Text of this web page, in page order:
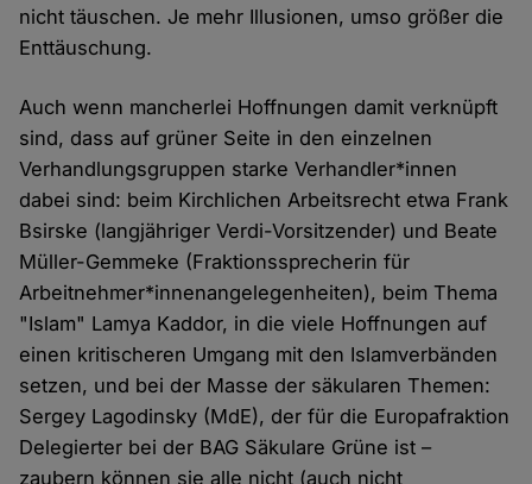
nicht täuschen. Je mehr Illusionen, umso größer die
Enttäuschung.
Auch wenn mancherlei Hoffnungen damit verknüpft
sind, dass auf grüner Seite in den einzelnen
Verhandlungsgruppen starke Verhandler*innen
dabei sind: beim Kirchlichen Arbeitsrecht etwa Frank
Bsirske (langjähriger Verdi-Vorsitzender) und Beate
Müller-Gemmeke (Fraktionssprecherin für
Arbeitnehmer*innenangelegenheiten), beim Thema
"Islam" Lamya Kaddor, in die viele Hoffnungen auf
einen kritischeren Umgang mit den Islamverbänden
setzen, und bei der Masse der säkularen Themen:
Sergey Lagodinsky (MdE), der für die Europafraktion
Delegierter bei der BAG Säkulare Grüne ist –
zaubern können sie alle nicht (auch nicht